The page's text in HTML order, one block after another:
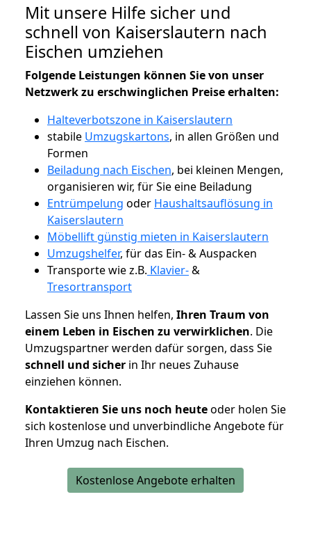
Mit unsere Hilfe sicher und
schnell von Kaiserslautern nach
Eischen umziehen
Folgende Leistungen können Sie von unser
Netzwerk zu erschwinglichen Preise erhalten:
Halteverbotszone in Kaiserslautern
stabile Umzugskartons, in allen Größen und
Formen
Beiladung nach Eischen, bei kleinen Mengen,
organisieren wir, für Sie eine Beiladung
Entrümpelung oder Haushaltsauflösung in
Kaiserslautern
Möbellift günstig mieten in Kaiserslautern
Umzugshelfer, für das Ein- & Auspacken
Transporte wie z.B. Klavier-&
Tresortransport
Lassen Sie uns Ihnen helfen, Ihren Traum von
einem Leben in Eischen zu verwirklichen. Die
Umzugspartner werden dafür sorgen, dass Sie
schnell und sicher in Ihr neues Zuhause
einziehen können.
Kontaktieren Sie uns noch heuteoder holen Sie
sich kostenlose und unverbindliche Angebote für
Ihren Umzug nach Eischen.
Kostenlose Angebote erhalten